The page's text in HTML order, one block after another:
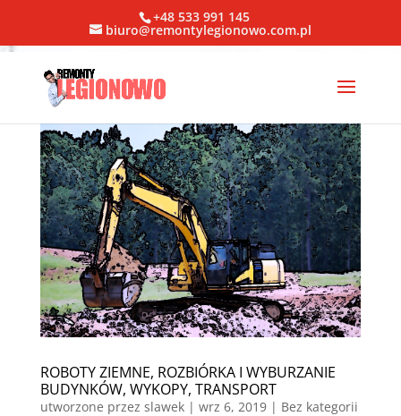
+48 533 991 145
biuro@remontylegionowo.com.pl
ROBOTY ZIEMNE, ROZBIÓRKA I WYBURZANIE
BUDYNKÓW, WYKOPY, TRANSPORT
utworzone przez slawek| wrz 6, 2019| Bez kategorii